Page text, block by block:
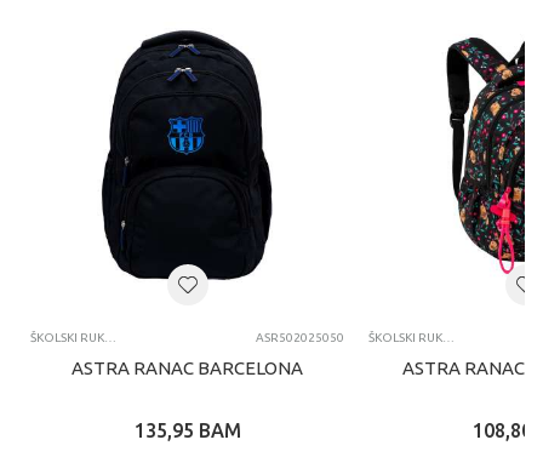
ŠKOLSKI RUKSACI ASR502025050
ASTRA RANAC BARCELONA
135,95 BAM
ŠKOLSKI RUKSACI
ASTRA RANAC
108,80